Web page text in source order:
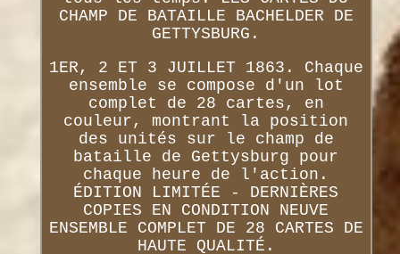
CHAMP DE BATAILLE BACHELDER DE
GETTYSBURG.
1ER, 2 ET 3 JUILLET 1863. Chaque
ensemble se compose d'un lot
complet de 28 cartes, en
couleur, montrant la position
des unités sur le champ de
bataille de Gettysburg pour
chaque heure de l'action.
ÉDITION LIMITÉE - DERNIÈRES
COPIES EN CONDITION NEUVE
ENSEMBLE COMPLET DE 28 CARTES DE
HAUTE QUALITÉ.